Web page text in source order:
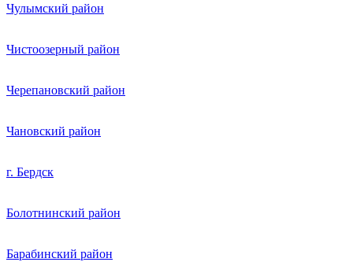
Чулымский район
Чистоозерный район
Черепановский район
Чановский район
г. Бердск
Болотнинский район
Барабинский район